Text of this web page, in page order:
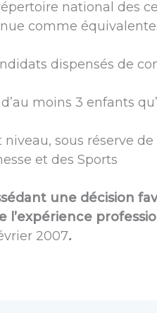
national des
comme équivalente.
dispensés de
moins 3 enfants
niveau, sous réserve
et des Sports
une décision
l’expérience
2007.